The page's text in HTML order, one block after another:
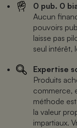
0 pub. 0
Aucun
pouvoirs
laisse pas
seul intérêt,
Expertise
Produits
commerce,
méthode
la valeur
impartiaux.